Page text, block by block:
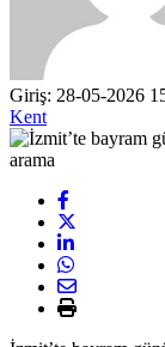
Giriş: 28-05-2026
Kent